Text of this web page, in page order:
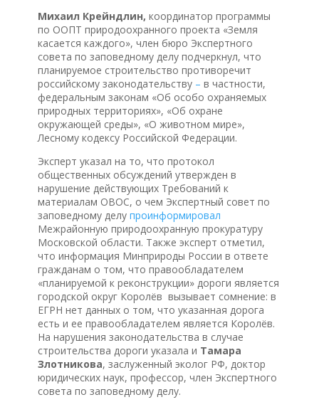
Михаил Крейндлин, координатор программы
по ООПТ природоохранного проекта «Земля
касается каждого», член бюро Экспертного
совета по заповедному делу подчеркнул, что
планируемое строительство противоречит
российскому законодательству – в частности,
федеральным законам «Об особо охраняемых
природных территориях», «Об охране
окружающей среды», «О животном мире»,
Лесному кодексу Российской Федерации.
Эксперт указал на то, что протокол
общественных обсуждений утвержден в
нарушение действующих Требований к
материалам ОВОС, о чем Экспертный совет по
заповедному делу проинформировал
Межрайонную природоохранную прокуратуру
Московской области. Также эксперт отметил,
что информация Минприроды России в ответе
гражданам о том, что правообладателем
«планируемой к реконструкции» дороги является
городской округ Королёв вызывает сомнение: в
ЕГРН нет данных о том, что указанная дорога
есть и ее правообладателем является Королёв.
На нарушения законодательства в случае
строительства дороги указала и Тамара
Злотникова, заслуженный эколог РФ, доктор
юридических наук, профессор, член Экспертного
совета по заповедному делу.